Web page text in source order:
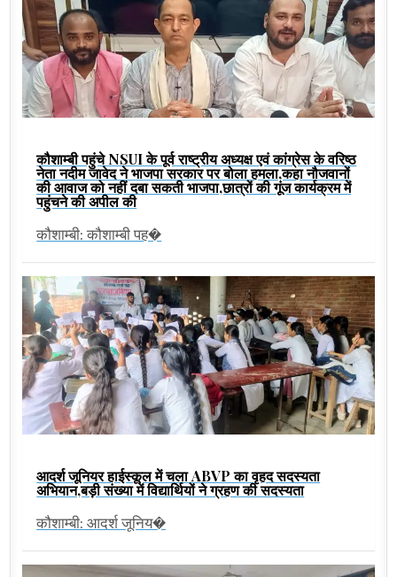
कौशाम्बी पहुंचे NSUI के पूर्व राष्ट्रीय अध्यक्ष एवं कांग्रेस के वरिष्ठ
नेता नदीम जावेद ने भाजपा सरकार पर बोला हमला,कहा नौजवानों
की आवाज को नहीं दबा सकती भाजपा,छात्रों की गूंज कार्यक्रम में
पहुंचने की अपील की
कौशाम्बी: कौशाम्बी पह�
आदर्श जूनियर हाईस्कूल में चला ABVP का वृहद सदस्यता
अभियान,बड़ी संख्या में विद्यार्थियों ने ग्रहण की सदस्यता
कौशाम्बी: आदर्श जूनिय�